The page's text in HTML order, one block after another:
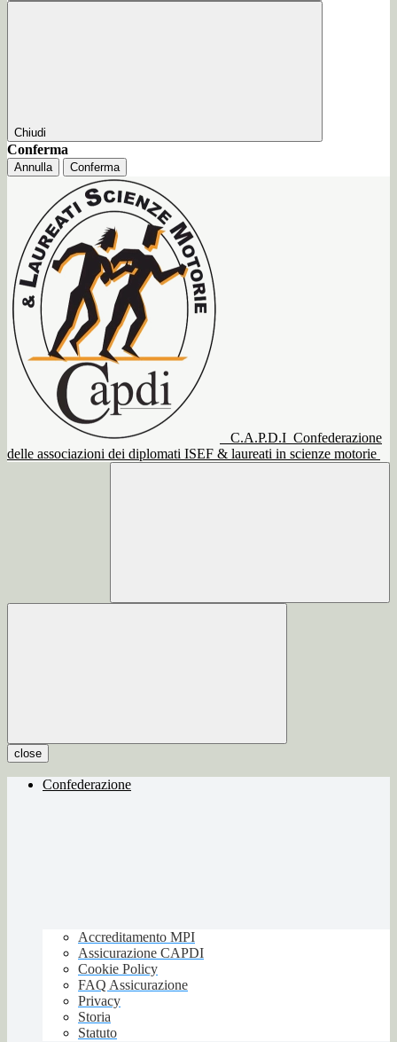
Chiudi
Conferma
Annulla Conferma
C.A.P.D.I Confederazione
delle associazioni dei diplomati ISEF & laureati in scienze motorie
close
Confederazione
Accreditamento MPI
Assicurazione CAPDI
Cookie Policy
FAQ Assicurazione
Privacy
Storia
Statuto